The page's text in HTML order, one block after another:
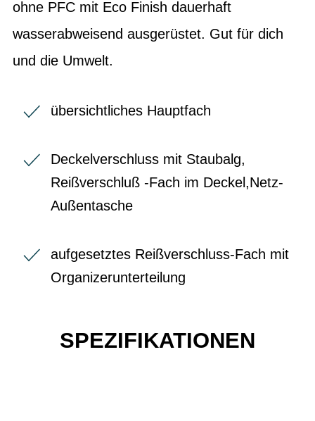
ohne PFC mit Eco Finish dauerhaft
wasserabweisend ausgerüstet. Gut für dich
und die Umwelt.
übersichtliches Hauptfach
Deckelverschluss mit Staubalg,
Reißverschluß -Fach im Deckel,Netz-
Außentasche
aufgesetztes Reißverschluss-Fach mit
Organizerunterteilung
SPEZIFIKATIONEN